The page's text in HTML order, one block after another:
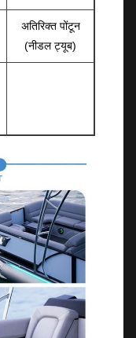
अतिरिक्त पोंटून
(नीडल ट्यूब)